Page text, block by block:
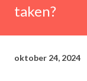
taken?
oktober 24, 2024